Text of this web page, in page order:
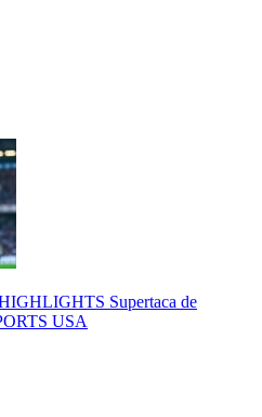
Supertaca de
USA